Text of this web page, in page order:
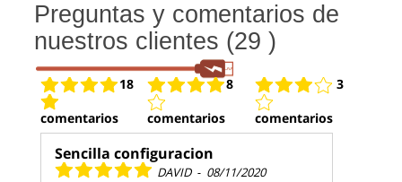
Preguntas y comentarios de
nuestros clientes (29 )
18
comentarios
8
comentarios
3
comentarios
Sencilla configuracion
DAVID - 08/11/2020